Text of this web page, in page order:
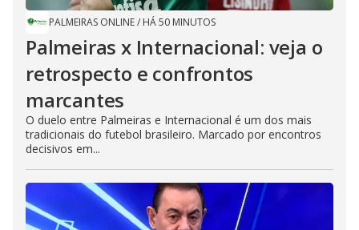
PALMEIRAS ONLINE/ HÁ 50 MINUTOS
Palmeiras x Internacional: veja o
retrospecto e confrontos
marcantes
O duelo entre Palmeiras e Internacional é um dos mais
tradicionais do futebol brasileiro. Marcado por encontros
decisivos em...